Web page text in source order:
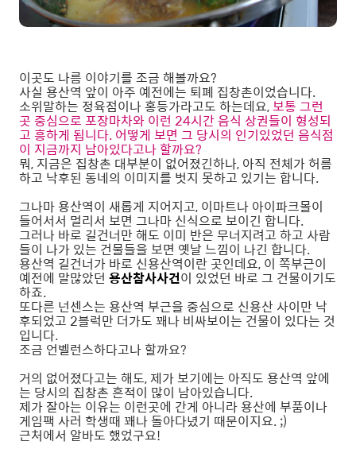
이곳도 나름 이야기를 조금 해볼까요?
사실 용산역 앞이 아주 예전에는 퇴폐 집창촌이었습니다.
소위말하는 정육점이나 홍등가라고도 하는데요,보통 그런
곳 중심으로 포장마차와 이런 24시간 음식 상권들이 형성되
고 흥하게 됩니다. 어떻게 보면 그 당시의 인기있었던 음식점
이 지금까지 남아있다고나 할까요?
뭐, 지금은 집창촌 대부분이 없어졌긴하나, 아직 전체가 허름
하고 낙후된 동네의 이미지를 벗지 못하고 있기는 합니다.
그나마 용산역이 새롭게 지어지고, 이마트나 아이파크몰이
들어서서 멀리서 보면 그나마 신식으로 보이긴 합니다.
그러나 바로 길건너만 해도 이미 반은 무너지려고 하고 사람
들이 나가 있는 건물들을 보면 옛날 느낌이 나긴 합니다.
용산역 길건너가 바로 신용산역이란 곳인데요, 이 쪽부근이
예전에 말많았던 용산참사사건이 있었던 바로 그 건물이기도
하죠.
또다른 넌센스는 용산역 부근을 중심으로 신용산 사이만 낙
후되었고 2블럭만 더가도 꽤나 비싸보이는 건물이 있다는 것
입니다.
조금 언벨런스하다고나 할까요?
거의 없어졌다고는 해도, 제가 보기에는 아직도 용산역 앞에
는 당시의 집창촌 흔적이 많이 남아있습니다.
제가 잘아는 이유는 이런곳에 간게 아니라 용산에 부품이나
게임팩 사러 학생때 꽤나 돌아다녔기 때문이지요. ;)
근처에서 알바도 했었구요!